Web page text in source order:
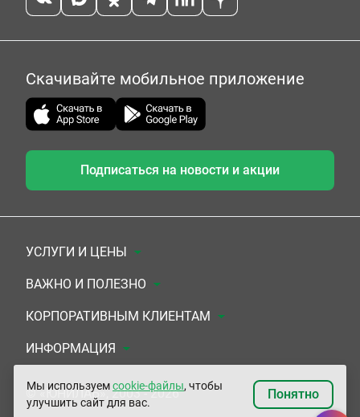
Скачивайте мобильное приложение
Подписаться на новости и акции
УСЛУГИ И ЦЕНЫ
Анализы
Комплексы
УЗИ
ЭКГ/Холтер/СМАД
Приемы врачей
ВАЖНО И ПОЛЕЗНО
Документы для заключения договора
Система скидок
Подарочные сертификаты
Сертификаты на комплексные программы
КОРПОРАТИВНЫМ КЛИЕНТАМ
Медицинским организациям
Прочим организациям
ИНФОРМАЦИЯ
О Компании
Контакты
© «ЮНИЛАБ», 2003 - 2026
Мы используемcookie-файлы, чтобы
улучшить сайт для вас.
Понятно